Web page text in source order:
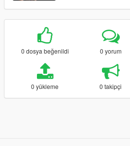
0 dosya beğenildi 0 yorum
0 yükleme 0 takipçi